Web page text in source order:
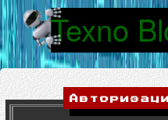
Texno